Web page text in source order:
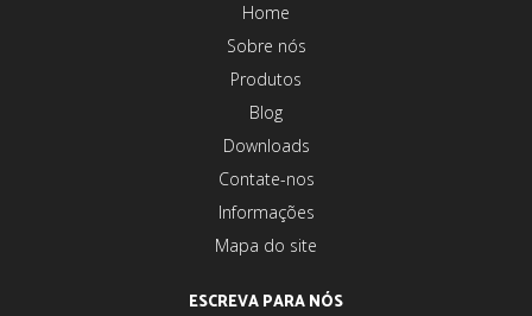
Home
Sobre nós
Produtos
Blog
Downloads
Contate-nos
Informações
Mapa do site
ESCREVA PARA NÓS